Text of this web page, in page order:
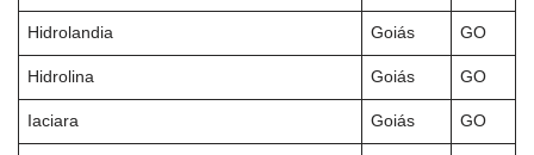
Hidrolandia Goiás GO
Hidrolina Goiás GO
Iaciara Goiás GO